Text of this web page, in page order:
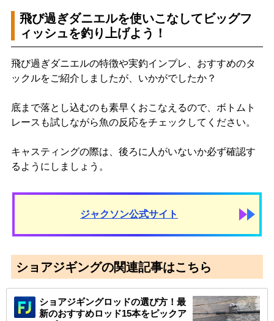
飛び過ぎダニエルを使いこなしてビッグフ
ィッシュを釣り上げよう！
飛び過ぎダニエルの特徴や実釣インプレ、おすすめのタ
ックルをご紹介しましたが、いかがでしたか？
底まで落とし込むのも素早くおこなえるので、ボトムト
レースも試しながら魚の反応をチェックしてください。
キャスティングの際は、後ろに人がいないか必ず確認す
るようにしましょう。
ジャクソン公式サイト
ショアジギングの関連記事はこちら
ショアジギングロッドの選び方！最
新のおすすめロッド15本をピックア